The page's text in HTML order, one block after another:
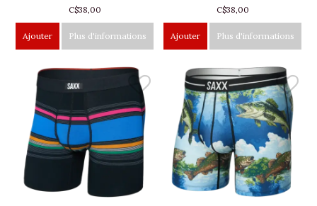
C$38,00
Ajouter Plus d'informations
C$38,00
Ajouter Plus d'informations